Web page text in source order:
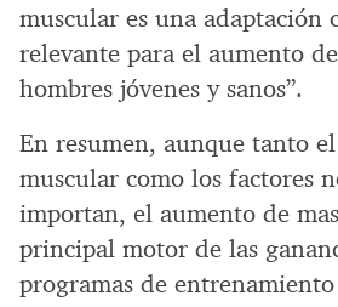
muscular es una adaptación
relevante para el aumento
hombres jóvenes y sanos”.
En resumen, aunque tanto
muscular como los factores
importan, el aumento de
principal motor de las
programas de